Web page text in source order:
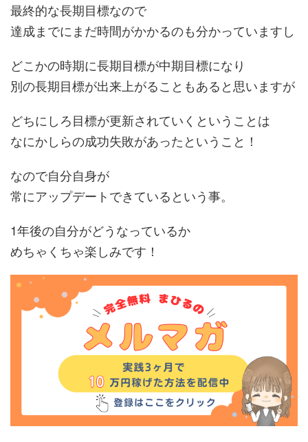
最終的な長期目標なので
達成までにまだ時間がかかるのも分かっていますし
どこかの時期に長期目標が中期目標になり
別の長期目標が出来上がることもあると思いますが
どちにしろ目標が更新されていくということは
なにかしらの成功失敗があったということ！
なので自分自身が
常にアップデートできているという事。
1年後の自分がどうなっているか
めちゃくちゃ楽しみです！